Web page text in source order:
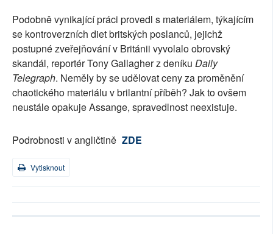
Podobně vynikající práci provedl s materiálem, týkajícím
se kontroverzních diet britských poslanců, jejichž
postupné zveřejňování v Británii vyvolalo obrovský
skandál, reportér Tony Gallagher z deníku Daily
Telegraph. Neměly by se udělovat ceny za proměnění
chaotického materiálu v brilantní příběh? Jak to ovšem
neustále opakuje Assange, spravedlnost neexistuje.
Podrobnosti v angličtině ZDE
Vytisknout